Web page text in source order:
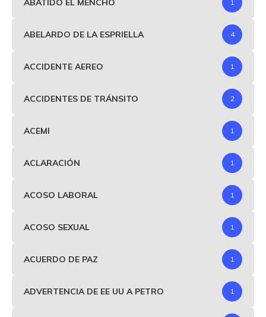
ABATIDO EL MENCHO 1
ABELARDO DE LA ESPRIELLA 4
ACCIDENTE AEREO 1
ACCIDENTES DE TRÁNSITO 2
ACEMI 1
ACLARACIÓN 1
ACOSO LABORAL 1
ACOSO SEXUAL 1
ACUERDO DE PAZ 1
ADVERTENCIA DE EE UU A PETRO 1